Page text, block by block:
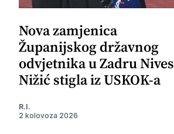
Nova zamjenica
Županijskog državnog
odvjetnika u Zadru Nives
Nižić stigla iz USKOK-a
R.I.
2 kolovoza 2026